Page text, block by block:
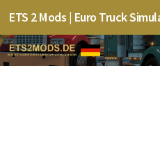
ETS 2 Mods | Euro Truck